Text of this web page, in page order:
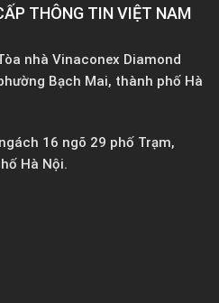
THÔNG TIN VIỆT NAM
nhà Vinaconex Diamond
Bạch Mai, thành phố Hà
16 ngõ 29 phố Trạm,
Hà Nội.